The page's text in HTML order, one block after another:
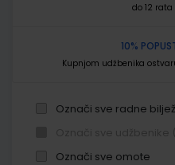
do 12
10%
Kupnjom udžbenika
Označi sve radne
Označi sve omote